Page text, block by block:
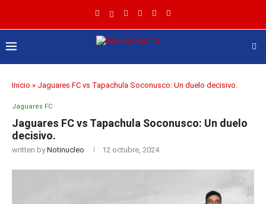
Inicio » Jaguares FC vs Tapachula Soconusco: Un duelo decisivo.
Jaguares FC
Jaguares FC vs Tapachula Soconusco: Un duelo
decisivo.
written byNotinucleo 12 octubre, 2024